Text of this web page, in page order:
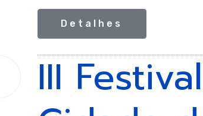
Detalhes
III